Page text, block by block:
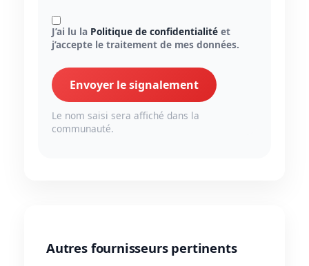
J’ai lu la Politique de confidentialité et
j’accepte le traitement de mes données.
Envoyer le signalement
Le nom saisi sera affiché dans la
communauté.
Autres fournisseurs pertinents